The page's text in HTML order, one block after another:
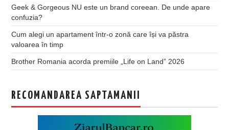
Geek & Gorgeous NU este un brand coreean. De unde apare
confuzia?
Cum alegi un apartament într-o zonă care își va păstra
valoarea în timp
Brother Romania acorda premiile „Life on Land” 2026
RECOMANDAREA SAPTAMANII